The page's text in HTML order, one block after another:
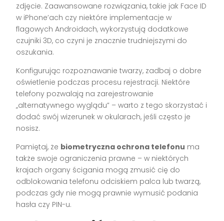
zdjęcie. Zaawansowane rozwiązania, takie jak Face ID
w iPhone’ach czy niektóre implementacje w
flagowych Androidach, wykorzystują dodatkowe
czujniki 3D, co czyni je znacznie trudniejszymi do
oszukania.
Konfigurując rozpoznawanie twarzy, zadbaj o dobre
oświetlenie podczas procesu rejestracji. Niektóre
telefony pozwalają na zarejestrowanie
„alternatywnego wyglądu” – warto z tego skorzystać i
dodać swój wizerunek w okularach, jeśli często je
nosisz.
Pamiętaj, że biometryczna ochrona telefonu ma
także swoje ograniczenia prawne – w niektórych
krajach organy ścigania mogą zmusić cię do
odblokowania telefonu odciskiem palca lub twarzą,
podczas gdy nie mogą prawnie wymusić podania
hasła czy PIN-u.